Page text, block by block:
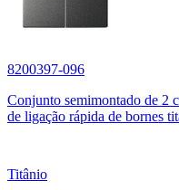
8200397-096
Conjunto semimontado de 2
de ligação rápida de bornes
Titânio